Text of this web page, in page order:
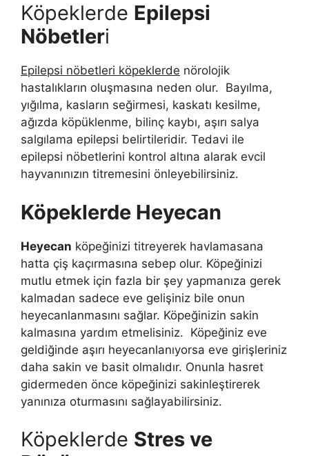
Köpeklerde Epilepsi
Nöbetleri
Epilepsi nöbetleri köpeklerde nörolojik
hastalıkların oluşmasına neden olur. Bayılma,
yığılma, kasların seğirmesi, kaskatı kesilme,
ağızda köpüklenme, bilinç kaybı, aşırı salya
salgılama epilepsi belirtileridir. Tedavi ile
epilepsi nöbetlerini kontrol altına alarak evcil
hayvanınızın titremesini önleyebilirsiniz.
Köpeklerde Heyecan
Heyecan köpeğinizi titreyerek havlamasana
hatta çiş kaçırmasına sebep olur. Köpeğinizi
mutlu etmek için fazla bir şey yapmanıza gerek
kalmadan sadece eve gelişiniz bile onun
heyecanlanmasını sağlar. Köpeğinizin sakin
kalmasına yardım etmelisiniz. Köpeğiniz eve
geldiğinde aşırı heyecanlanıyorsa eve girişleriniz
daha sakin ve basit olmalıdır. Onunla hasret
gidermeden önce köpeğinizi sakinleştirerek
yanınıza oturmasını sağlayabilirsiniz.
Köpeklerde Stres ve